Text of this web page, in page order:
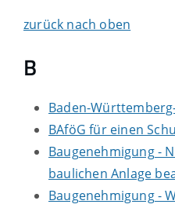
zurück nach oben
B
Baden-
BAföG für einen
Baugenehmigung -
baulichen Anlage
Baugenehmigung -